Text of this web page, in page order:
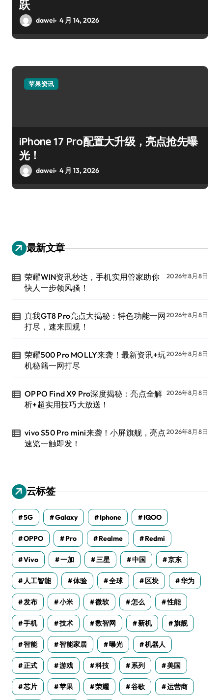
跃
dawei 4 月 14, 2026
苹果资讯
iPhone 17 Pro配置大升级，亮点抢先曝
光！
dawei 4 月 13, 2026
最新文章
荣耀WIN资讯秒达，手机实用管家助你
快人一步领风骚！
2026年8月8日
真我GT8 Pro亮点大揭秘：特色功能一网
打尽，速来围观！
2026年8月8日
荣耀500 Pro MOLLY来袭！最新资讯+玩
机秘籍一网打尽
2026年8月8日
OPPO Find X9 Pro深度揭秘：亮点全解
析+超实用技巧大放送！
2026年8月8日
vivo S50 Pro mini来袭！小屏旗舰，亮点
速览一触即发！
2026年8月8日
云标签
5G Galaxy Iphone IQOO
OPPO Pro Realme Redmi
Vivo 一加 三星 中国 京东
人工智能 体验 全球 区块 华为
发布 小米 微软 怎么 性能
手机 技术 数智网 新机 旗舰
智能 智能家居 曝光 机器人
正式 游戏 科技 系列 美国
芯片 苹果 荣耀 谷歌 运营商